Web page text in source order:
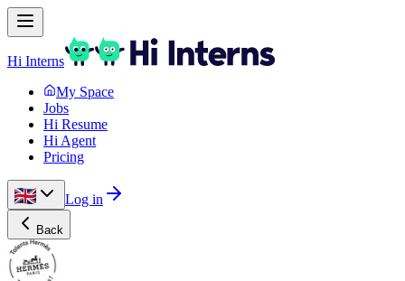
Hi Interns
My Space
Jobs
Hi Resume
Hi Agent
Pricing
Log in
Back